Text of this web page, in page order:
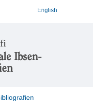
English
Ibsen-